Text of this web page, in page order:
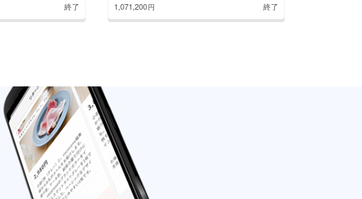
終了 1,071,200円 終了
10 ... 次のページ